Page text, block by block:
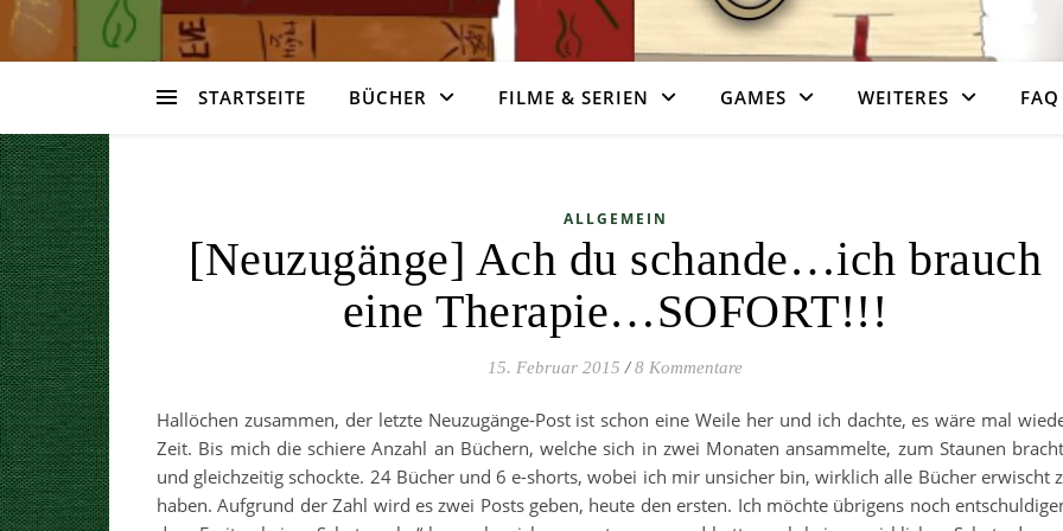
STARTSEITE BÜCHER FILME & SERIEN GAMES WEITERES FAQ
ALLGEMEIN
[Neuzugänge] Ach du schande…ich brauch
eine Therapie…SOFORT!!!
15. Februar 2015 / 8 Kommentare
Hallöchen zusammen, der letzte Neuzugänge-Post ist schon eine Weile her und ich dachte, es wäre mal
Zeit. Bis mich die schiere Anzahl an Büchern, welche sich in zwei Monaten ansammelte, zum Staunen
und gleichzeitig schockte. 24 Bücher und 6 e-shorts, wobei ich mir unsicher bin, wirklich alle Bücher erwischt
haben. Aufgrund der Zahl wird es zwei Posts geben, heute den ersten. Ich möchte übrigens noch